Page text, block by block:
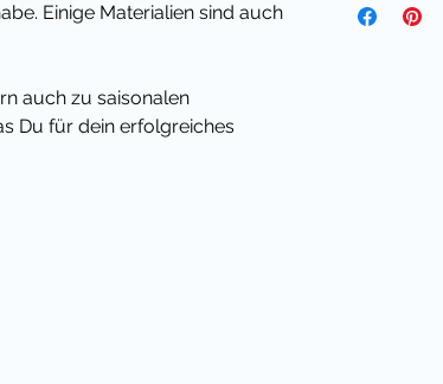
Einige Materialien sind auch
auch zu saisonalen
Du für dein erfolgreiches